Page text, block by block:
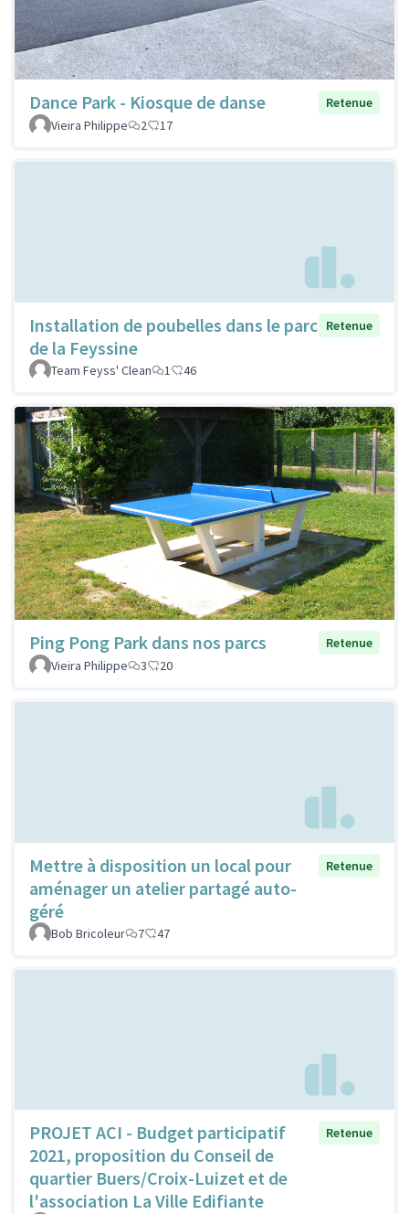
Dance Park - Kiosque de danse
Retenue
Vieira Philippe
2 17
Installation de poubelles dans le parc
de la Feyssine
Retenue
Team Feyss' Clean 1 46
Ping Pong Park dans nos parcs
Retenue
Vieira Philippe
3 20
Mettre à disposition un local pour
aménager un atelier partagé auto-
géré
Retenue
Bob Bricoleur 7 47
PROJET ACI - Budget participatif
2021, proposition du Conseil de
quartier Buers/Croix-Luizet et de
l'association La Ville Edifiante
Retenue